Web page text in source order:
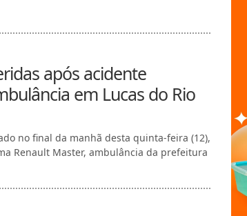
após acidente
em Lucas do Rio
no final da manhã desta quinta-feira (12),
Renault Master, ambulância da prefeitura